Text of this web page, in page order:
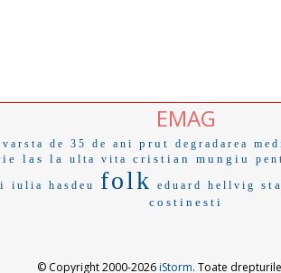
EMAG
varsta de 35 de ani prut degradarea
las la ulta vita cristian mungiu
iulia hasdeu folk eduard hellvig
costinesti
© Copyright 2000-2026iStorm. Toate